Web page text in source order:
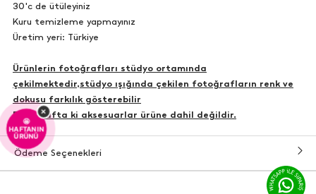
30'c de ütüleyiniz
Kuru temizleme yapmayınız
Üretim yeri: Türkiye
Ürünlerin fotoğrafları stüdyo ortamında
çekilmektedir,stüdyo ışığında çekilen fotoğrafların renk ve
dokusu farkılık gösterebilir
Fotoğrafta ki aksesuarlar ürüne dahil değildir.
Ödeme Seçenekleri
🤩
HAFTANIN
ÜRÜNÜ
×